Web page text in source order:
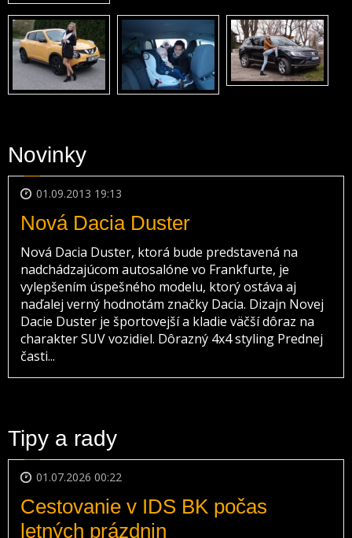
Novinky
01.09.2013 19:13
Nová Dacia Duster
Nová Dacia Duster, ktorá bude predstavená na
nadchádzajúcom autosalóne vo Frankfurte, je
vylepšením úspešného modelu, ktorý ostáva aj
naďalej verný hodnotám značky Dacia. Dizajn Novej
Dacie Duster je športovejší a kladie väčší dôraz na
charakter SUV vozidiel. Dôrazný 4x4 styling Prednej
časti...
Tipy a rady
01.07.2026 00:22
Cestovanie v IDS BK počas
letných prázdnin